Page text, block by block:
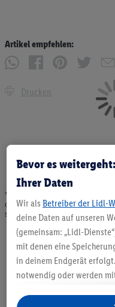
Artikel empfehlen:
Drucken
* Angebote solange Vorrat.
ohne Dekoration. Die hier
sind nicht alle dauerhaft im
Bevor es
Ihrer Daten
Wir als Betreiber der Lidl-
deine Daten auf unseren
(gemeinsam: „Lidl-
mit denen eine
in deinem Endgerät
notwendig oder werden
personalisierte Werbung